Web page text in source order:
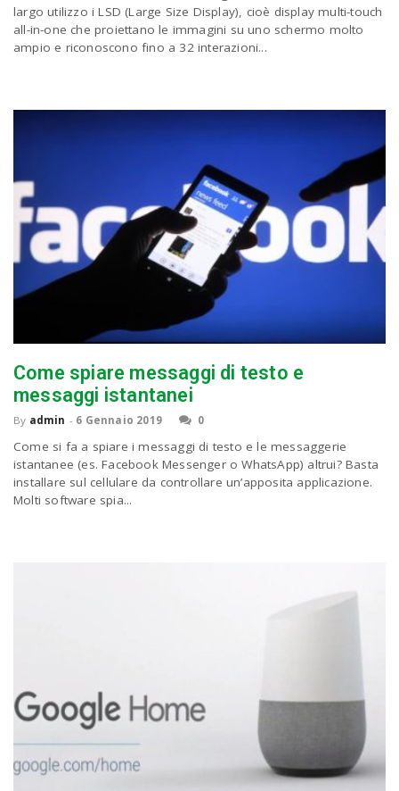
a
g
t
i
o
n
C
largo utilizzo i LSD (Large Size Display), cioè display multi-touch
all-in-one che proiettano le immagini su uno schermo molto
ampio e riconoscono fino a 32 interazioni...
Come spiare messaggi di testo e
messaggi istantanei
By admin - 6 Gennaio 2019 0
Come si fa a spiare i messaggi di testo e le messaggerie
istantanee (es. Facebook Messenger o WhatsApp) altrui? Basta
installare sul cellulare da controllare un’apposita applicazione.
Molti software spia...